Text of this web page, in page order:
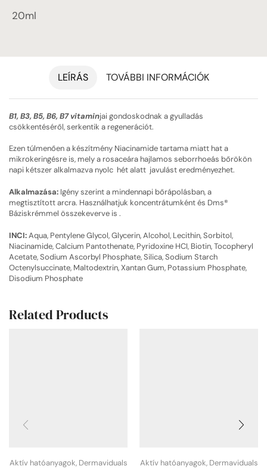
20ml
LEÍRÁS TOVÁBBI INFORMÁCIÓK
B1, B3, B5, B6, B7 vitaminjai gondoskodnak a gyulladás
csökkentéséről, serkentik a regenerációt.
Ezen túlmenően a készítmény Niacinamide tartama miatt hat a
mikrokeringésre is, mely a rosaceára hajlamos seborrhoeás bőrökön
napi kétszer alkalmazva nyolc hét alatt javulást eredményezhet.
Alkalmazása: Igény szerint a mindennapi bőrápolásban, a
megtisztított arcra. Használhatjuk koncentrátumként és Dms®
Báziskrémmel összekeverve is .
INCI:Aqua, Pentylene Glycol, Glycerin, Alcohol, Lecithin, Sorbitol,
Niacinamide, Calcium Pantothenate, Pyridoxine HCI, Biotin, Tocopheryl
Acetate, Sodium Ascorbyl Phosphate, Silica, Sodium Starch
Octenylsuccinate, Maltodextrin, Xantan Gum, Potassium Phosphate,
Disodium Phosphate
Related Products
Aktív hatóanyagok, Dermaviduals Aktív hatóanyagok, Dermaviduals